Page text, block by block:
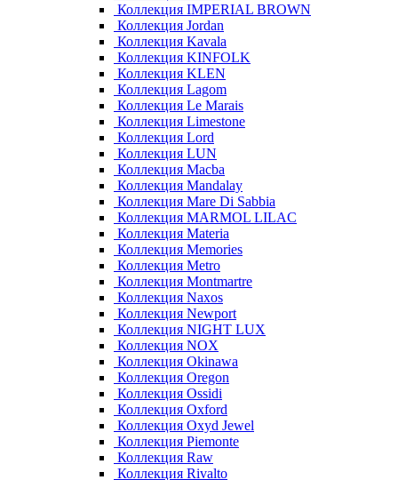
Коллекция IMPERIAL BROWN
Коллекция Jordan
Коллекция Kavala
Коллекция KINFOLK
Коллекция KLEN
Коллекция Lagom
Коллекция Le Marais
Коллекция Limestone
Коллекция Lord
Коллекция LUN
Коллекция Macba
Коллекция Mandalay
Коллекция Mare Di Sabbia
Коллекция MARMOL LILAC
Коллекция Materia
Коллекция Memories
Коллекция Metro
Коллекция Montmartre
Коллекция Naxos
Коллекция Newport
Коллекция NIGHT LUX
Коллекция NOX
Коллекция Okinawa
Коллекция Oregon
Коллекция Ossidi
Коллекция Oxford
Коллекция Oxyd Jewel
Коллекция Piemonte
Коллекция Raw
Коллекция Rivalto